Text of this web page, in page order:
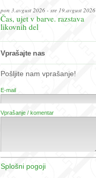
pon 3.avgust 2026 - sre 19.avgust 2026
Čas, ujet v barve. razstava
likovnih del
Vprašajte nas
Pošljite nam vprašanje!
E-mail
Vprašanje / komentar
Splošni pogoji